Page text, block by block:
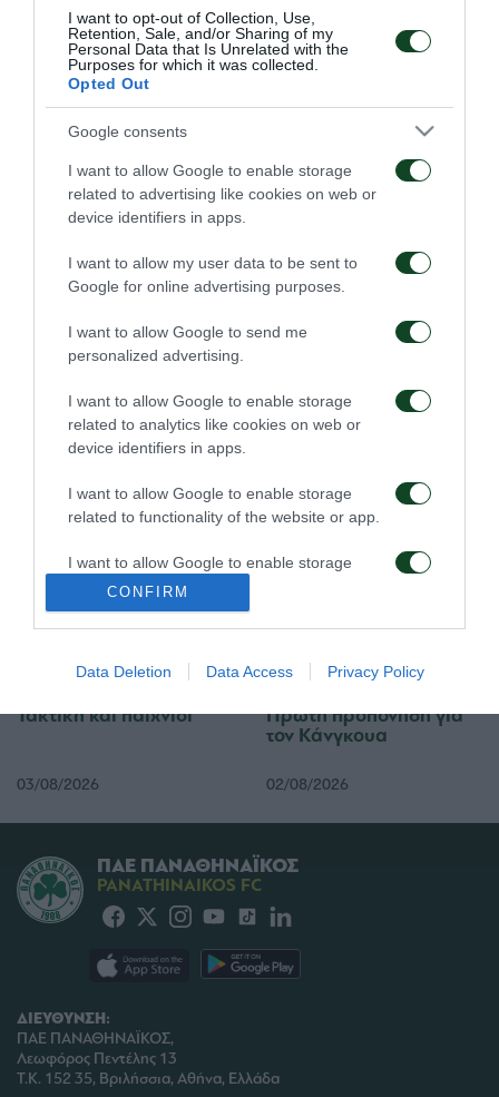
I want to opt-out of Collection, Use,
Retention, Sale, and/or Sharing of my
Personal Data that Is Unrelated with the
Purposes for which it was collected.
Opted Out
Google consents
I want to allow Google to enable storage
related to advertising like cookies on web or
device identifiers in apps.
I want to allow my user data to be sent to
Google for online advertising purposes.
I want to allow Google to send me
personalized advertising.
I want to allow Google to enable storage
related to analytics like cookies on web or
device identifiers in apps.
I want to allow Google to enable storage
related to functionality of the website or app.
I want to allow Google to enable storage
related to personalization.
I want to allow Google to enable storage
functionality and fraud prevention, and other
CONFIRM
Data Deletion Data Access Privacy Policy
ΑΓΩΝΙΣΤΙΚΑ
Για την πρόκριση στη
Σόφια
05/08/2026
Η ευρωπαϊκή λίστα για
05/08/2026
Ιατρική ενημέρωση για
04/08/2026
αποστολή για το ματς με
την ΤΣΣΚΑ 1948
04/08/2026
Τακτική και παιχνίδι
03/08/2026
Πρώτη προπόνηση για
τον Κάνγκουα
02/08/2026
ΔΙΕΥΘΥΝΣΗ:
ΠΑΕ ΠΑΝΑΘΗΝΑΪΚΟΣ,
Λεωφόρος Πεντέλης 13
Τ.Κ. 152 35, Βριλήσσια, Αθήνα, Ελλάδα
ΠΑΕ ΠΑΝΑΘΗΝΑΪΚΟΣ
PANATHINAIKOS FC